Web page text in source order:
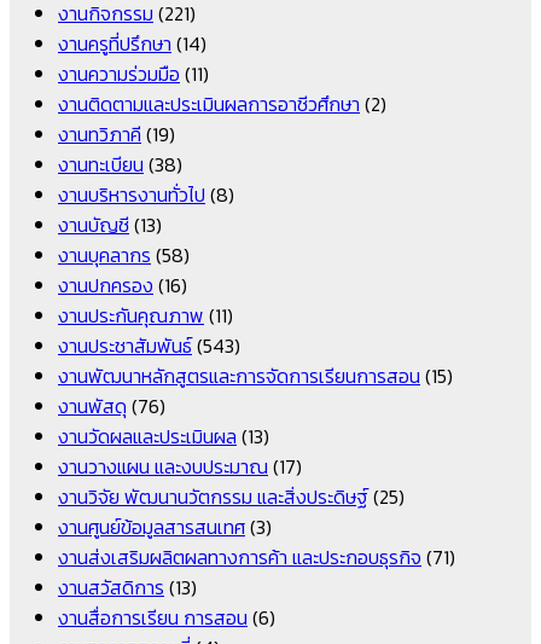
งานกิจกรรม (221)
งานครูที่ปรึกษา (14)
งานความร่วมมือ (11)
งานติดตามและประเมินผลการอาชีวศึกษา (2)
งานทวิภาคี (19)
งานทะเบียน (38)
งานบริหารงานทั่วไป (8)
งานบัญชี(13)
งานบุคลากร (58)
งานปกครอง (16)
งานประกันคุณภาพ (11)
งานประชาสัมพันธ์(543)
งานพัฒนาหลักสูตรและการจัดการเรียนการสอน (15)
งานพัสดุ (76)
งานวัดผลและประเมินผล (13)
งานวางแผน และงบประมาณ (17)
งานวิจัย พัฒนานวัตกรรม และสิ่งประดิษฐ์(25)
งานศูนย์ข้อมูลสารสนเทศ(3)
งานส่งเสริมผลิตผลทางการค้า และประกอบธุรกิจ (71)
งานสวัสดิการ (13)
งานสื่อการเรียน การสอน (6)